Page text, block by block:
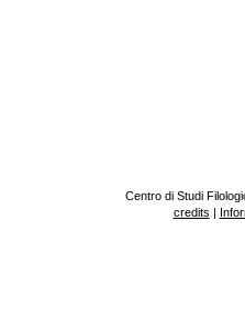
Centro di Studi
credits |